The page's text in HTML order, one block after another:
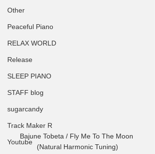
Other
Peaceful Piano
RELAX WORLD
Release
SLEEP PIANO
STAFF blog
sugarcandy
Track Maker R
Youtube
Bajune Tobeta / Fly Me To The Moon
(Natural Harmonic Tuning)